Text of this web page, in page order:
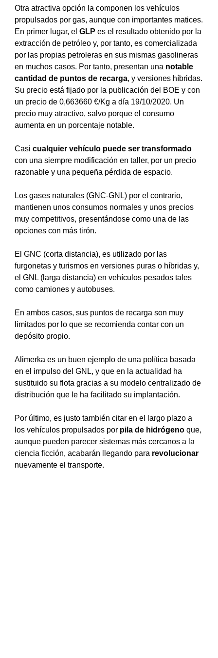
Otra atractiva opción la componen los vehículos
propulsados por gas, aunque con importantes matices.
En primer lugar, el GLP es el resultado obtenido por la
extracción de petróleo y, por tanto, es comercializada
por las propias petroleras en sus mismas gasolineras
en muchos casos. Por tanto, presentan una notable
cantidad de puntos de recarga, y versiones híbridas.
Su precio está fijado por la publicación del BOE y con
un precio de 0,663660 €/Kg a día 19/10/2020. Un
precio muy atractivo, salvo porque el consumo
aumenta en un porcentaje notable.
Casi cualquier vehículo puede ser transformado
con una siempre modificación en taller, por un precio
razonable y una pequeña pérdida de espacio.
Los gases naturales (GNC-GNL) por el contrario,
mantienen unos consumos normales y unos precios
muy competitivos, presentándose como una de las
opciones con más tirón.
El GNC (corta distancia), es utilizado por las
furgonetas y turismos en versiones puras o híbridas y,
el GNL (larga distancia) en vehículos pesados tales
como camiones y autobuses.
En ambos casos, sus puntos de recarga son muy
limitados por lo que se recomienda contar con un
depósito propio.
Alimerka es un buen ejemplo de una política basada
en el impulso del GNL, y que en la actualidad ha
sustituido su flota gracias a su modelo centralizado de
distribución que le ha facilitado su implantación.
Por último, es justo también citar en el largo plazo a
los vehículos propulsados por pila de hidrógeno que,
aunque pueden parecer sistemas más cercanos a la
ciencia ficción, acabarán llegando para revolucionar
nuevamente el transporte.